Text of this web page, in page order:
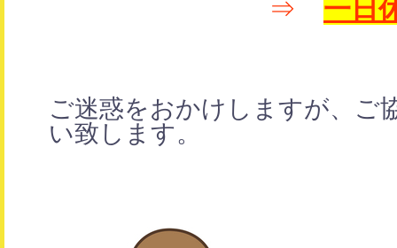
⇒ 一日
ご迷惑をおかけしますが、ご
い致します。